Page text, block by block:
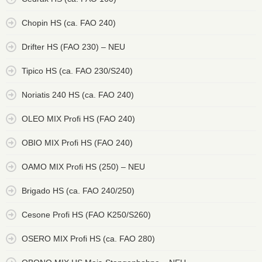
Chopin HS (ca. FAO 240)
Drifter HS (FAO 230) – NEU
Tipico HS (ca. FAO 230/S240)
Noriatis 240 HS (ca. FAO 240)
OLEO MIX Profi HS (FAO 240)
OBIO MIX Profi HS (FAO 240)
OAMO MIX Profi HS (250) – NEU
Brigado HS (ca. FAO 240/250)
Cesone Profi HS (FAO K250/S260)
OSERO MIX Profi HS (ca. FAO 280)